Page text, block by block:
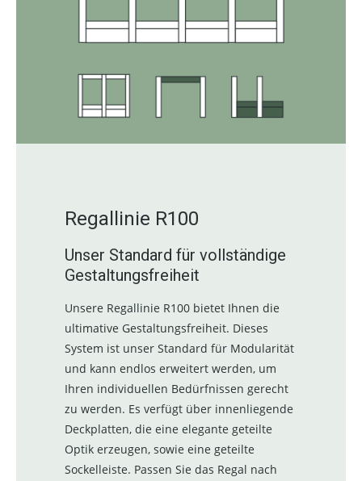
Regallinie R100
Unser Standard für vollständige
Gestaltungsfreiheit
Unsere Regallinie R100 bietet Ihnen die
ultimative Gestaltungsfreiheit. Dieses
System ist unser Standard für Modularität
und kann endlos erweitert werden, um
Ihren individuellen Bedürfnissen gerecht
zu werden. Es verfügt über innenliegende
Deckplatten, die eine elegante geteilte
Optik erzeugen, sowie eine geteilte
Sockelleiste. Passen Sie das Regal nach